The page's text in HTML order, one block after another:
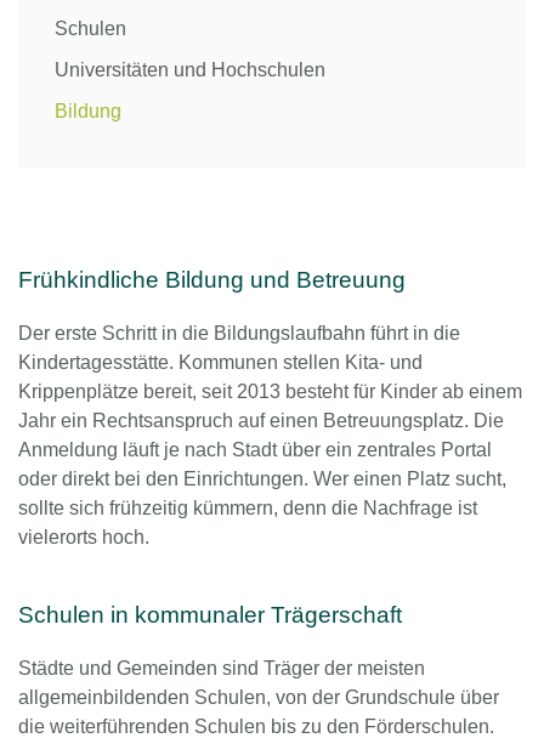
Schulen
Universitäten und Hochschulen
Bildung
Frühkindliche Bildung und Betreuung
Der erste Schritt in die Bildungslaufbahn führt in die
Kindertagesstätte. Kommunen stellen Kita- und
Krippenplätze bereit, seit 2013 besteht für Kinder ab einem
Jahr ein Rechtsanspruch auf einen Betreuungsplatz. Die
Anmeldung läuft je nach Stadt über ein zentrales Portal
oder direkt bei den Einrichtungen. Wer einen Platz sucht,
sollte sich frühzeitig kümmern, denn die Nachfrage ist
vielerorts hoch.
Schulen in kommunaler Trägerschaft
Städte und Gemeinden sind Träger der meisten
allgemeinbildenden Schulen, von der Grundschule über
die weiterführenden Schulen bis zu den Förderschulen.